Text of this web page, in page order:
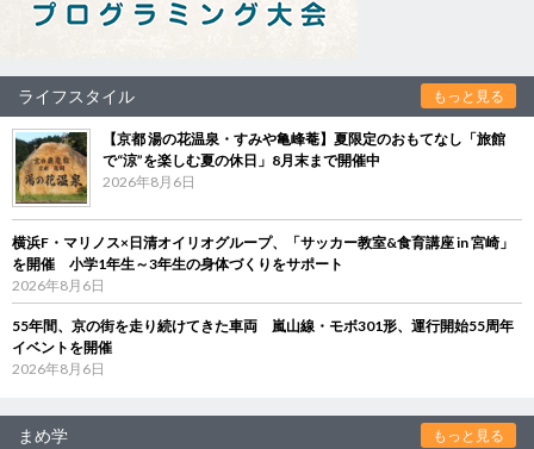
ライフスタイル もっと見る
【京都 湯の花温泉・すみや亀峰菴】夏限定のおもてなし「旅館
で“涼”を楽しむ夏の休日」8月末まで開催中
2026年8月6日
横浜F・マリノス×日清オイリオグループ、「サッカー教室&食育講座 in 宮崎」
を開催 小学1年生～3年生の身体づくりをサポート
2026年8月6日
55年間、京の街を走り続けてきた車両 嵐山線・モボ301形、運行開始55周年
イベントを開催
2026年8月6日
まめ学 もっと見る